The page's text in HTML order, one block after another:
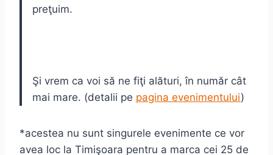
preţuim.
Şi vrem ca voi să ne fiţi alături, în număr cât
mai mare. (detalii pe pagina evenimentului)
*acestea nu sunt singurele evenimente ce vor
avea loc la Timişoara pentru a marca cei 25 de